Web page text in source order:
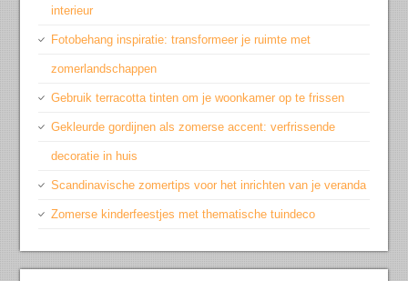
interieur
Fotobehang inspiratie: transformeer je ruimte met
zomerlandschappen
Gebruik terracotta tinten om je woonkamer op te frissen
Gekleurde gordijnen als zomerse accent: verfrissende
decoratie in huis
Scandinavische zomertips voor het inrichten van je veranda
Zomerse kinderfeestjes met thematische tuindeco